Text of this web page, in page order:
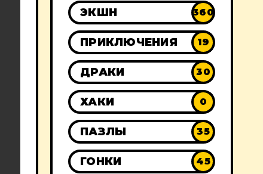
ЭКШН 360
ПРИКЛЮЧЕНИЯ 19
ДРАКИ 30
ХАКИ 0
ПАЗЛЫ 35
ГОНКИ 45